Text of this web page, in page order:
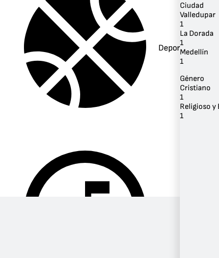
Deportes
Ciudad
Valledupar
1
La Dorada
1
Medellín
1
Género
Cristiano
1
Religioso
1